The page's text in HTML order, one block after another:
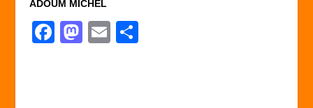
ADOUM MICHEL
F
M
E